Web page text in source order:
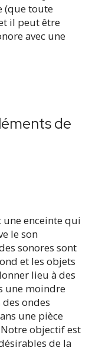
(que toute
il peut être
avec une
de
une enceinte qui
le son
sonores sont
et les objets
lieu à des
une moindre
ondes
une pièce
objectif est
de la